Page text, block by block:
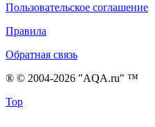
Пользовательское соглашение
Правила
Обратная связь
® © 2004-2026 "AQA.ru" ™
Top